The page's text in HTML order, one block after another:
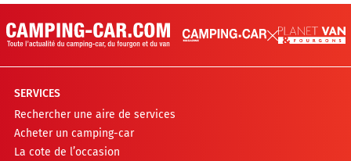
SERVICES
Rechercher une aire de services
Acheter un camping-car
La cote de l’occasion